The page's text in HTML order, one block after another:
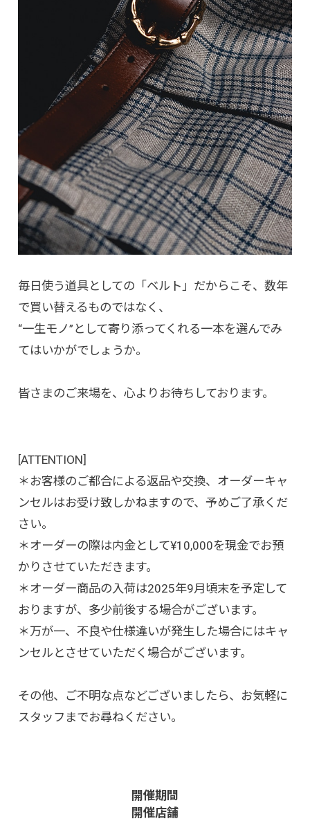
毎日使う道具としての「ベルト」だからこそ、数年
で買い替えるものではなく、
“一生モノ”として寄り添ってくれる一本を選んでみ
てはいかがでしょうか。
皆さまのご来場を、心よりお待ちしております。
[ATTENTION]
＊お客様のご都合による返品や交換、オーダーキャ
ンセルはお受け致しかねますので、予めご了承くだ
さい。
＊オーダーの際は内金として¥10,000を現金でお預
かりさせていただきます。
＊オーダー商品の入荷は2025年9月頃末を予定して
おりますが、多少前後する場合がございます。
＊万が一、不良や仕様違いが発生した場合にはキャ
ンセルとさせていただく場合がございます。
その他、ご不明な点などございましたら、お気軽に
スタッフまでお尋ねください。
開催期間
開催店舗